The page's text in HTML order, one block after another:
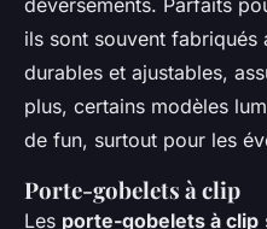
déversements. Parfaits
ils sont souvent fabriqués
durables et ajustables,
plus, certains modèles
de fun, surtout pour les
Porte-gobelets à clip
Les porte-gobelets à clip